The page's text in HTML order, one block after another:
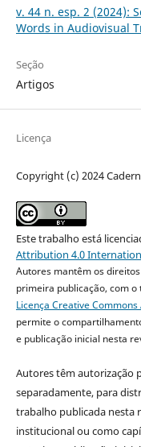
v. 44 n. esp. 2 (2024):
Words in Audiovisual
Seção
Artigos
Licença
Copyright (c) 2024
Este trabalho está
Attribution 4.0
Autores mantêm os
primeira publicação, com
Licença Creative
permite o
e publicação inicial nesta
Autores têm autorização
separadamente, para
trabalho publicada nesta
institucional ou como